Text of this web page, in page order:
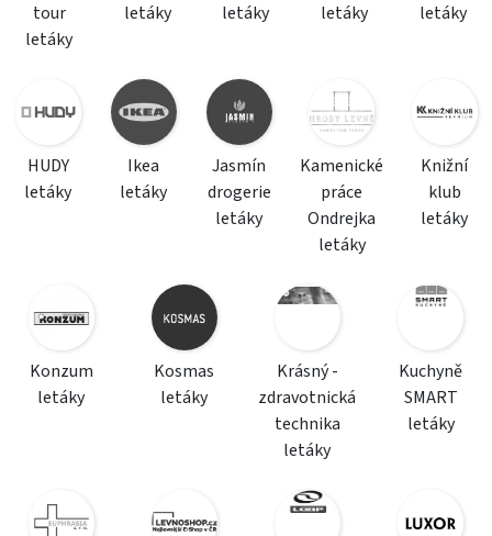
tour
letáky
letáky
letáky
letáky
letáky
HUDY
letáky
Ikea
letáky
Jasmín
drogerie
letáky
Kamenické
práce
Ondrejka
letáky
Knižní
klub
letáky
Konzum
letáky
Kosmas
letáky
Krásný -
zdravotnická
technika
letáky
Kuchyně
SMART
letáky